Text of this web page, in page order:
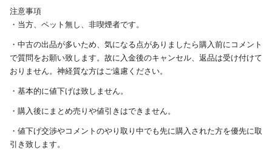
注意事項
・当方、ペット無し、非喫煙者です。
・中古の出品が多いため、気になる点がありましたら購入前にコメント
で質問をお願い致します。故に入金後のキャンセル、返品は受け付けて
おりません。神経質な方はご遠慮ください。
・基本的に値下げは致しません。
・購入後にまとめ売りや値引きはできません。
・値下げ交渉やコメントのやり取り中でも先に購入された方を優先に取
引き致します。